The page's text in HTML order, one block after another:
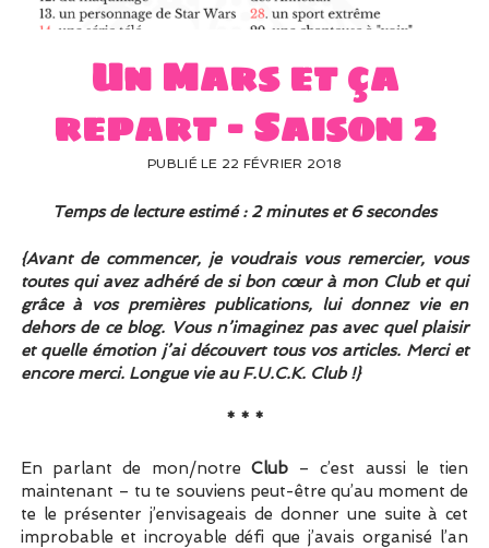
UN PEU DE DÉCO ?
Un Mars et ça
repart – Saison 2
PUBLIÉ LE 22 FÉVRIER 2018
Temps de lecture estimé : 2 minutes et 6 secondes
{Avant de commencer, je voudrais vous remercier, vous
toutes qui avez adhéré de si bon cœur à mon Club et qui
grâce à vos premières publications, lui donnez vie en
dehors de ce blog. Vous n’imaginez pas avec quel plaisir
et quelle émotion j’ai découvert tous vos articles. Merci et
encore merci. Longue vie au F.U.C.K. Club !}
* * *
En parlant de mon/notre Club– c’est aussi le tien
maintenant – tu te souviens peut-être qu’au moment de
te le présenter j’envisageais de donner une suite à cet
improbable et incroyable défi que j’avais organisé l’an